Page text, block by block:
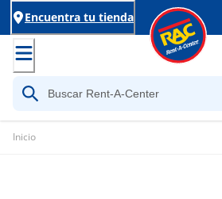
Encuentra tu tienda
Inicio